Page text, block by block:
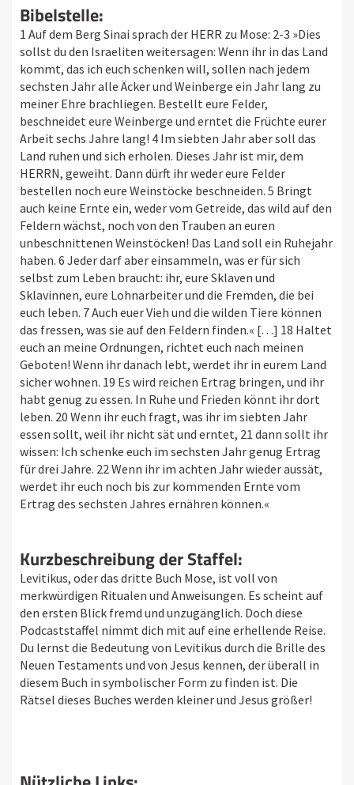
Bibelstelle:
1 Auf dem Berg Sinai sprach der HERR zu Mose: 2-3 »Dies
sollst du den Israeliten weitersagen: Wenn ihr in das Land
kommt, das ich euch schenken will, sollen nach jedem
sechsten Jahr alle Äcker und Weinberge ein Jahr lang zu
meiner Ehre brachliegen. Bestellt eure Felder,
beschneidet eure Weinberge und erntet die Früchte eurer
Arbeit sechs Jahre lang! 4 Im siebten Jahr aber soll das
Land ruhen und sich erholen. Dieses Jahr ist mir, dem
HERRN, geweiht. Dann dürft ihr weder eure Felder
bestellen noch eure Weinstöcke beschneiden. 5 Bringt
auch keine Ernte ein, weder vom Getreide, das wild auf den
Feldern wächst, noch von den Trauben an euren
unbeschnittenen Weinstöcken! Das Land soll ein Ruhejahr
haben. 6 Jeder darf aber einsammeln, was er für sich
selbst zum Leben braucht: ihr, eure Sklaven und
Sklavinnen, eure Lohnarbeiter und die Fremden, die bei
euch leben. 7 Auch euer Vieh und die wilden Tiere können
das fressen, was sie auf den Feldern finden.« […] 18 Haltet
euch an meine Ordnungen, richtet euch nach meinen
Geboten! Wenn ihr danach lebt, werdet ihr in eurem Land
sicher wohnen. 19 Es wird reichen Ertrag bringen, und ihr
habt genug zu essen. In Ruhe und Frieden könnt ihr dort
leben. 20 Wenn ihr euch fragt, was ihr im siebten Jahr
essen sollt, weil ihr nicht sät und erntet, 21 dann sollt ihr
wissen: Ich schenke euch im sechsten Jahr genug Ertrag
für drei Jahre. 22 Wenn ihr im achten Jahr wieder aussät,
werdet ihr euch noch bis zur kommenden Ernte vom
Ertrag des sechsten Jahres ernähren können.«
Kurzbeschreibung der Staffel:
Levitikus, oder das dritte Buch Mose, ist voll von
merkwürdigen Ritualen und Anweisungen. Es scheint auf
den ersten Blick fremd und unzugänglich. Doch diese
Podcaststaffel nimmt dich mit auf eine erhellende Reise.
Du lernst die Bedeutung von Levitikus durch die Brille des
Neuen Testaments und von Jesus kennen, der überall in
diesem Buch in symbolischer Form zu finden ist. Die
Rätsel dieses Buches werden kleiner und Jesus größer!